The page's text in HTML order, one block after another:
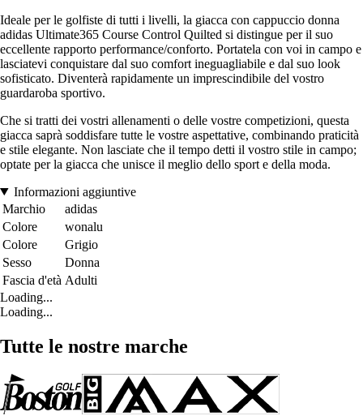
Ideale per le golfiste di tutti i livelli, la giacca con cappuccio donna
adidas Ultimate365 Course Control Quilted si distingue per il suo
eccellente rapporto performance/conforto. Portatela con voi in campo e
lasciatevi conquistare dal suo comfort ineguagliabile e dal suo look
sofisticato. Diventerà rapidamente un imprescindibile del vostro
guardaroba sportivo.
Che si tratti dei vostri allenamenti o delle vostre competizioni, questa
giacca saprà soddisfare tutte le vostre aspettative, combinando praticità
e stile elegante. Non lasciate che il tempo detti il vostro stile in campo;
optate per la giacca che unisce il meglio dello sport e della moda.
Informazioni aggiuntive
Marchio
adidas
Colore
wonalu
Colore
Grigio
Sesso
Donna
Fascia d'età Adulti
Loading...
Loading...
Tutte le nostre marche